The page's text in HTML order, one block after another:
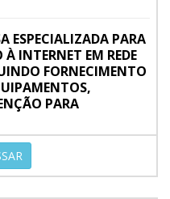
ESPECIALIZADA PARA
À INTERNET EM REDE
FORNECIMENTO
PARA